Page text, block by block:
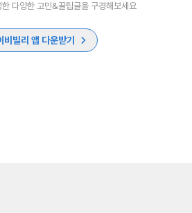
다양한 고민&꿀팁글을 구경해보세요
비빌리 앱 다운받기